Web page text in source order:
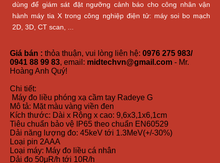
dùng để giám sát đặt ngưỡng cảnh báo cho công nhân vận
hành máy tia X trong công nghiệp điện tử: máy soi bo mạch
2D, 3D, CT scan, ...
Giá bán : thỏa thuận, vui lòng liên hệ: 0976 275 983/
0941 88 99 83, email: midtechvn@gmail.com - Mr.
Hoàng Anh Quý!
Chi tiết:
Máy đo liều phóng xạ cầm tay Radeye G
Mô tả: Mặt màu vàng viền đen
Kích thước: Dài x Rộng x cao: 9,6x3,1x6,1cm
Tiêu chuẩn bảo vệ IP65 theo chuẩn EN60529
Dải năng lượng đo: 45keV tới 1.3MeV(+/-30%)
Loại pin 2AAA
Loại máy: Máy đo liều cá nhân
Dải đo 50μR/h tới 10R/h